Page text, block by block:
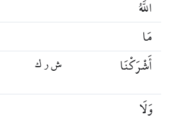
اللَّهُ
مَا
ش ر ك
أَشْرَكْنَا
وَلَا